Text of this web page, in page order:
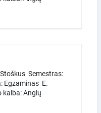
Semestras:
Egzaminas E.
kalba: Anglų